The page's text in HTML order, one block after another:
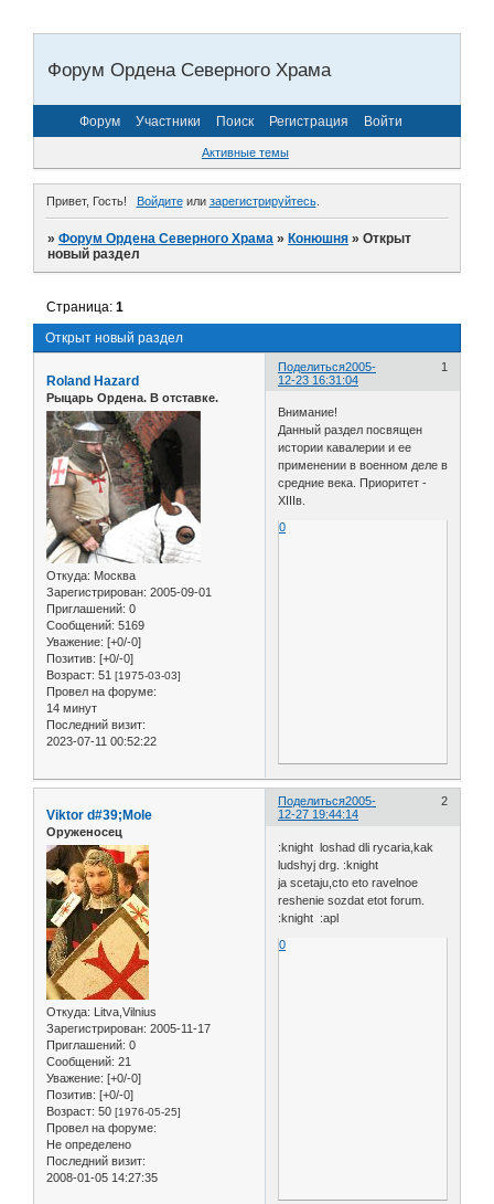
Форум Ордена Северного Храма
Форум Участники Поиск Регистрация Войти
Активные темы
Привет, Гость! Войдитеили зарегистрируйтесь.
»Форум Ордена Северного Храма »Конюшня »Открыт
новый раздел
Открыт новый раздел
Страница:1
Поделиться 1
2005-
12-23 16:31:04
Roland Hazard
Рыцарь Ордена. В отставке.
Откуда: Москва
Зарегистрирован: 2005-09-01
Приглашений: 0
Сообщений: 5169
Уважение: [+0/-0]
Позитив: [+0/-0]
Возраст: 51 [1975-03-03]
Провел на форуме:
14 минут
Последний визит:
2023-07-11 00:52:22
Внимание!
Данный раздел посвящен
истории кавалерии и ее
применении в военном деле в
средние века. Приоритет -
XIIIв.
0
Поделиться 2
2005-
12-27 19:44:14
Viktor d#39;Mole
Оруженосец
Откуда: Litva,Vilnius
Зарегистрирован: 2005-11-17
Приглашений: 0
Сообщений: 21
Уважение: [+0/-0]
Позитив: [+0/-0]
Возраст: 50 [1976-05-25]
Провел на форуме:
Не определено
Последний визит:
2008-01-05 14:27:35
:knight loshad dli rycaria,kak
ludshyj drg. :knight
ja scetaju,cto eto ravelnoe
reshenie sozdat etot forum.
:knight :apl
0